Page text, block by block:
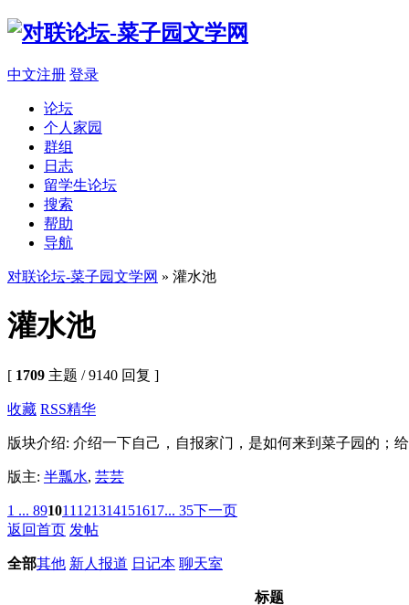
中文注册 登录
论坛
个人家园
群组
日志
留学生论坛
搜索
帮助
导航
对联论坛-菜子园文学网 » 灌水池
灌水池
[ 1709 主题 / 9140 回复 ]
收藏 RSS精华
版块介绍: 介绍一下自己，自报家门，是如何来到菜子园的；
版主: 半瓢水, 芸芸
1 ... 891011 121314151617... 35下一页
返回首页 发帖
全部其他 新人报道 日记本 聊天室
标题